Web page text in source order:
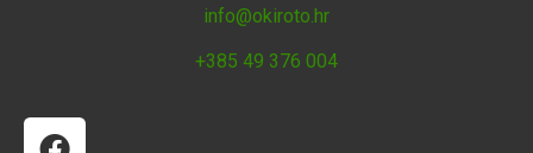
info@okiroto.hr
+385 49 376 004